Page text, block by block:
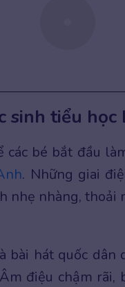
sinh tiểu học
bé bắt đầu
. Những giai
nhẹ nhàng, thoải
bài hát quốc
điệu chậm